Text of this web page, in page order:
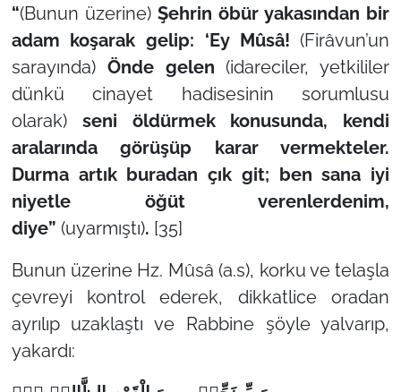
“(Bunun üzerine)Şehrin öbür yakasından bir
adam koşarak gelip: ‘Ey Mûsâ! (Firâvun’un
sarayında)Önde gelen (idareciler, yetkililer
dünkü cinayet hadisesinin sorumlusu
olarak) seni öldürmek konusunda, kendi
aralarında görüşüp karar vermekteler.
Durma artık buradan çık git; ben sana iyi
niyetle öğüt verenlerdenim,
diye” (uyarmıştı). [35]
Bunun üzerine Hz. Mûsâ (a.s), korku ve telaşla
çevreyi kontrol ederek, dikkatlice oradan
ayrılıp uzaklaştı ve Rabbine şöyle yalvarıp,
yakardı: